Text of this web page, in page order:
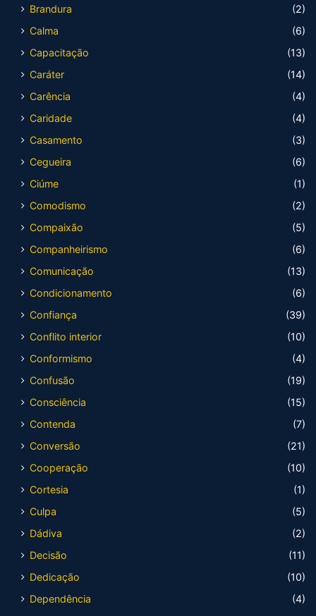
Brandura
(2)
Calma
(6)
Capacitação
(13)
Caráter
(14)
Carência
(4)
Caridade
(4)
Casamento
(3)
Cegueira
(6)
Ciúme
(1)
Comodismo
(2)
Compaixão
(5)
Companheirismo
(6)
Comunicação
(13)
Condicionamento
(6)
Confiança
(39)
Conflito interior
(10)
Conformismo
(4)
Confusão
(19)
Consciência
(15)
Contenda
(7)
Conversão
(21)
Cooperação
(10)
Cortesia
(1)
Culpa
(5)
Dádiva
(2)
Decisão
(11)
Dedicação
(10)
Dependência
(4)